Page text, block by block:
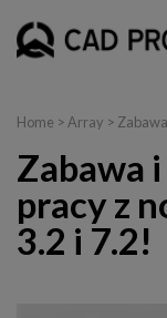
Home > Array >
Zabawa
pracy z
3.2 i 7.2!